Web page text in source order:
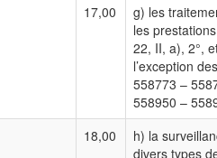
17,00
g) les
les
22, II, a), 2°,
l’exception
558773 –
558950 –
18,00
h) la
divers types